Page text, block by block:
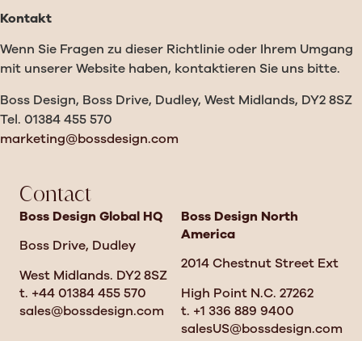
Kontakt
Wenn Sie Fragen zu dieser Richtlinie oder Ihrem Umgang
mit unserer Website haben, kontaktieren Sie uns bitte.
Boss Design, Boss Drive, Dudley, West Midlands, DY2 8SZ
Tel. 01384 455 570
marketing@bossdesign.com
Contact
Boss Design Global HQ
Boss Drive, Dudley
West Midlands. DY2 8SZ
t. +44 01384 455 570
sales@bossdesign.com
Boss Design North
America
2014 Chestnut Street Ext
High Point N.C. 27262
t. +1 336 889 9400
salesUS@bossdesign.com